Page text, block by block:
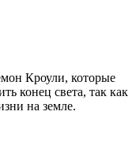
Кроули, которые
конец света, так как
на земле.